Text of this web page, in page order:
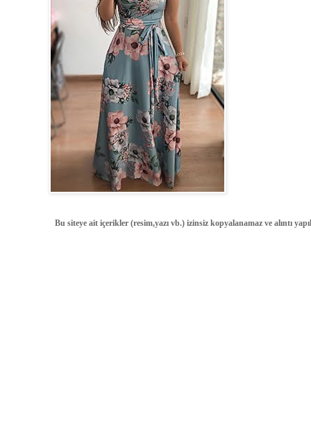
Bu siteye ait içerikler (resim,yazı vb.) izinsiz kopyalanamaz ve alıntı